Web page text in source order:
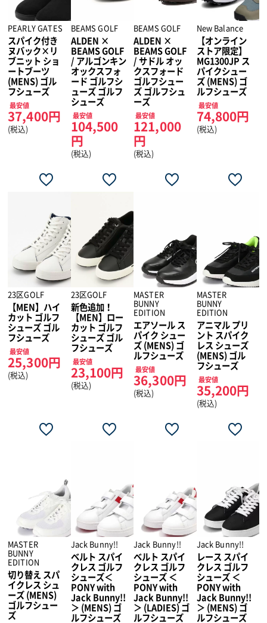
PEARLY GATES
スパイク付き
ヌバック×リ
ブニット ショ
ートブーツ
(MENS) ゴル
フシューズ
最安値
37,400円
(税込)
BEAMS GOLF
ALDEN ×
BEAMS GOLF
/ アルゴンキン
オックスフォ
ード ゴルフシ
ューズ ゴルフ
シューズ
最安値
104,500
円
(税込)
BEAMS GOLF
ALDEN ×
BEAMS GOLF
/ サドル オッ
クスフォード
ゴルフシュー
ズ ゴルフシュ
ーズ
最安値
121,000
円
(税込)
New Balance
【オンライン
ストア限定】
MG1300JP ス
パイクシュー
ズ (MENS) ゴ
ルフシューズ
最安値
74,800円
(税込)
23区GOLF
【MEN】ハイ
カット ゴルフ
シューズ ゴル
フシューズ
最安値
25,300円
(税込)
23区GOLF
新色追加！
【MEN】ロー
カット ゴルフ
シューズ ゴル
フシューズ
最安値
23,100円
(税込)
MASTER
BUNNY
EDITION
エアソール ス
パイク シュー
ズ (MENS) ゴ
ルフシューズ
最安値
36,300円
(税込)
MASTER
BUNNY
EDITION
アニマル プリ
ント スパイク
レス シューズ
(MENS) ゴル
フシューズ
最安値
35,200円
(税込)
MASTER
BUNNY
EDITION
切り替え スパ
イクレス シュ
ーズ (MENS)
ゴルフシュー
ズ
Jack Bunny!!
ベルト スパイ
クレス ゴルフ
シューズ＜
PONY with
Jack Bunny!!
＞ (MENS) ゴ
ルフシューズ
Jack Bunny!!
ベルト スパイ
クレス ゴルフ
シューズ ＜
PONY with
Jack Bunny!!
＞ (LADIES) ゴ
ルフシューズ
Jack Bunny!!
レース スパイ
クレス ゴルフ
シューズ ＜
PONY with
Jack Bunny!!
＞ (MENS) ゴ
ルフシューズ